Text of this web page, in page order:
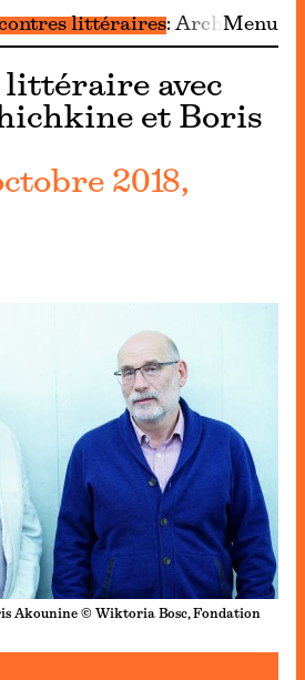
littéraires Archives
Menu
littéraire avec
et Boris
2018,
Akounine © Wiktoria Bosc, Fondation